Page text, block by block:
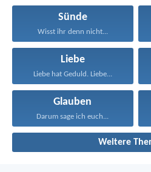
Sünde
Wisst ihr denn nicht...
Liebe
Liebe hat Geduld. Liebe...
Glauben
Darum sage ich euch...
Weitere